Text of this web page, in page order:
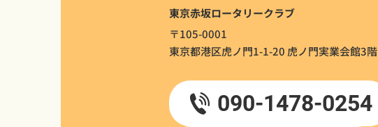
東京赤坂ロータリークラブ
〒105-0001
東京都港区虎ノ門1-1-20 虎ノ門実業会館3階
090-1478-0254